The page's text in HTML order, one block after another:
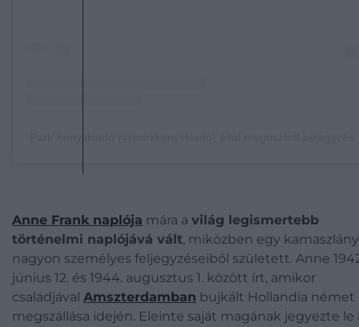
Anne Frank naplója mára a világ legismertebb
történelmi naplójává vált, miközben egy kamaszlány
nagyon személyes feljegyzéseiből született. Anne
június 12. és 1944. augusztus 1. között írt, amikor
családjával Amszterdamban bujkált Hollandia német
megszállása idején. Eleinte saját magának jegyezte le